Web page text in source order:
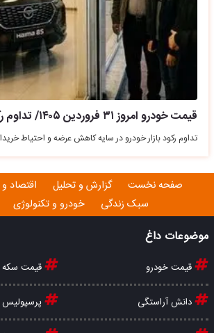
قیمت خودرو امروز ۳۱ فروردین ۱۴۰۵/ تداوم رکود بازار خودرو
تداوم رکود بازار خودرو در سایه کاهش عرضه و احتیاط
صفحه نخست گزارش و تحلیل اقتصاد و
سبک زندگی
خودرو و تکنولوژی
موضوعات داغ
قیمت خودرو قیمت سکه
دانش آراستگی پرسپولیس